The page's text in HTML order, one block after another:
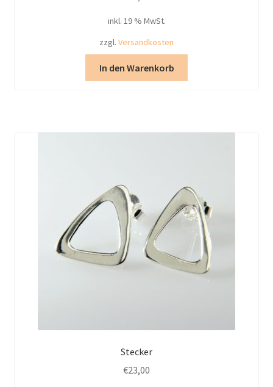
inkl. 19 % MwSt.
zzgl. Versandkosten
In den Warenkorb
Stecker
€23,00